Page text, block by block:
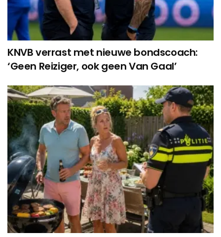
KNVB verrast met nieuwe bondscoach:
‘Geen Reiziger, ook geen Van Gaal’